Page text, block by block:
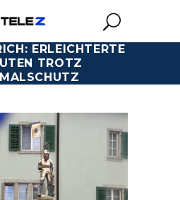
ERLEICHTERTE
TROTZ